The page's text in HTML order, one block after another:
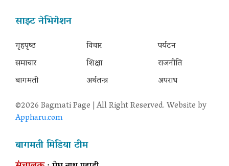
साइट नेभिगेशन
गृहपृष्‍ठ
समाचार
बागमती
विचार
शिक्षा
अर्थतन्त्र
पर्यटन
राजनीति
अपराध
©2026 Bagmati Page | All Right Reserved. Website by
Appharu.com
बागमती मिडिया टीम